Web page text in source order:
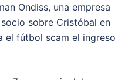
Ondiss, una empresa
sobre Cristóbal en
el fútbol scam el ingreso